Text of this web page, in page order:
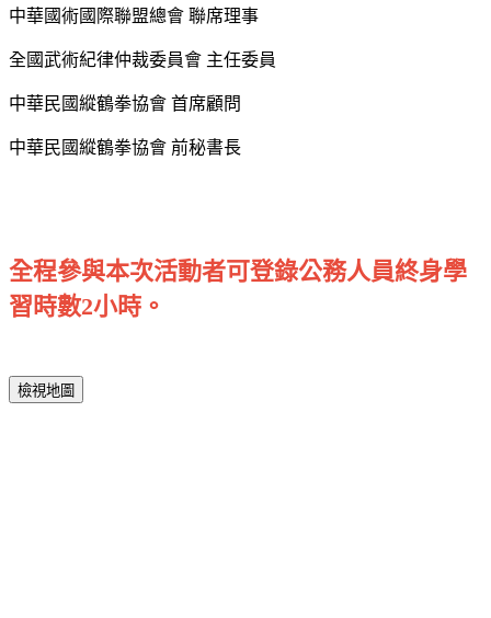
中華國術國際聯盟總會 聯席理事
全國武術紀律仲裁委員會 主任委員
中華民國縱鶴拳協會 首席顧問
中華民國縱鶴拳協會 前秘書長
全程參與本次活動者可登錄公務人員終身學
習時數2小時。
檢視地圖